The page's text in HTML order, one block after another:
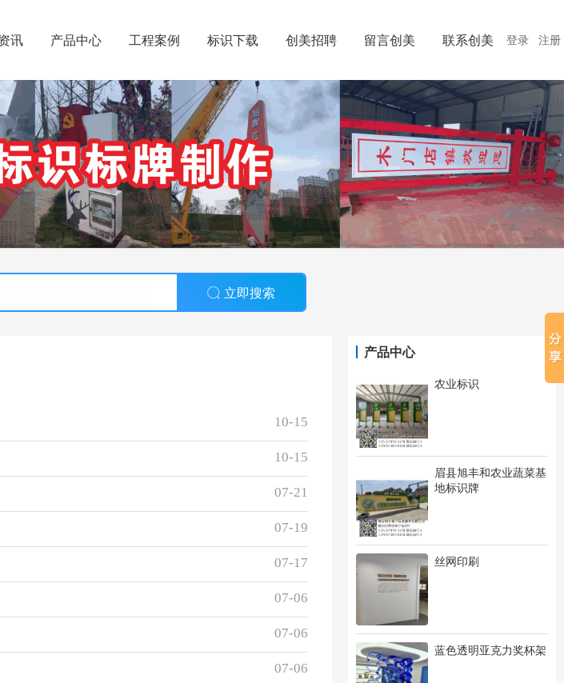
登录 注册
讯 产品中心 工程案例 标识下载 创美招聘 留言创美 联系创美
立即搜索
产品中心
农业标识
眉县旭丰和农业蔬菜基
地标识牌
丝网印刷
蓝色透明亚克力奖杯架
10-15
10-15
07-21
07-19
07-17
07-06
07-06
07-06